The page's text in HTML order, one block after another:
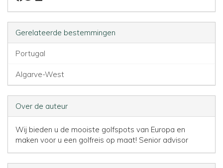
Gerelateerde bestemmingen
Portugal
Algarve-West
Over de auteur
Wij bieden u de mooiste golfspots van Europa en
maken voor u een golfreis op maat! Senior advisor